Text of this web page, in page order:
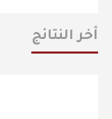
أخر النتائج